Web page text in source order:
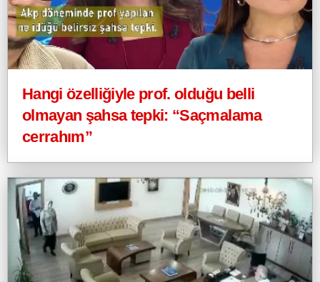
Hangi özelliğiyle prof. olduğu belli
olmayan şahsa tepki: “Saçmalama
cerrahım”